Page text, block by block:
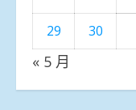
29
30
« 5 月